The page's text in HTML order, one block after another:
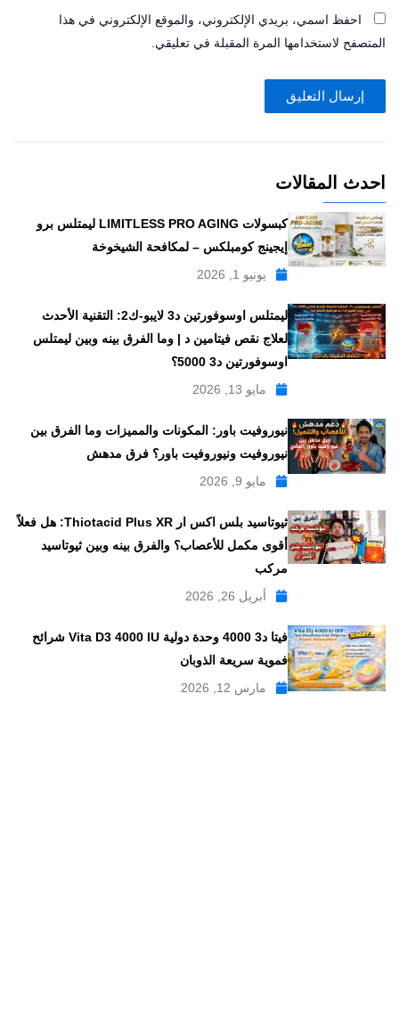
احفظ اسمي، بريدي الإلكتروني، والموقع الإلكتروني في هذا
المتصفح لاستخدامها المرة المقبلة في تعليقي.
احدث المقالات
كبسولات LIMITLESS PRO AGING ليمتلس برو
إيجينج كومبلكس – لمكافحة الشيخوخة
يونيو 1, 2026
ليمتلس اوسوفورتين د3 لايبو-ك2: التقنية الأحدث
لعلاج نقص فيتامين د | وما الفرق بينه وبين ليمتلس
اوسوفورتين د3 5000؟
مايو 13, 2026
نيوروفيت باور: المكونات والمميزات وما الفرق بين
نيوروفيت ونيوروفيت باور؟ فرق مدهش
مايو 9, 2026
ثيوتاسيد بلس اكس ار Thiotacid Plus XR: هل فعلاً
أقوى مكمل للأعصاب؟ والفرق بينه وبين ثيوتاسيد
مركب
أبريل 26, 2026
فيتا د3 4000 وحدة دولية Vita D3 4000 IU شرائح
فموية سريعة الذوبان
مارس 12, 2026